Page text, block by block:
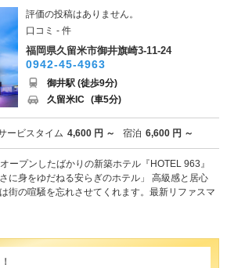
評価の投稿はありません。
口コミ - 件
福岡県久留米市御井旗崎3-11-24
0942-45-4963
御井駅 (徒歩9分)
久留米IC (車5分)
ービスタイム 4,600 円 ～ 宿泊 6,600 円 ～
ープンしたばかりの新築ホテル『HOTEL 963』
に身をゆだねる安らぎのホテル」 高級感と居心
街の喧騒を忘れさせてくれます。最新リファスマ